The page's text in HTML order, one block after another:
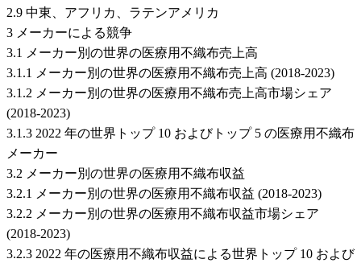
2.9 中東、アフリカ、ラテンアメリカ
3 メーカーによる競争
3.1 メーカー別の世界の医療用不織布売上高
3.1.1 メーカー別の世界の医療用不織布売上高 (2018-2023)
3.1.2 メーカー別の世界の医療用不織布売上高市場シェア
(2018-2023)
3.1.3 2022 年の世界トップ 10 およびトップ 5 の医療用不織布
メーカー
3.2 メーカー別の世界の医療用不織布収益
3.2.1 メーカー別の世界の医療用不織布収益 (2018-2023)
3.2.2 メーカー別の世界の医療用不織布収益市場シェア
(2018-2023)
3.2.3 2022 年の医療用不織布収益による世界トップ 10 および